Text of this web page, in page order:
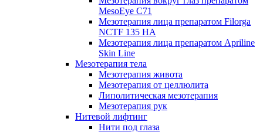
MesoEye С71
Мезотерапия лица препаратом Filorga
NCTF 135 HA
Мезотерапия лица препаратом Apriline
Skin Line
Мезотерапия тела
Мезотерапия живота
Мезотерапия от целлюлита
Липолитическая мезотерапия
Мезотерапия рук
Нитевой лифтинг
Нити под глаза